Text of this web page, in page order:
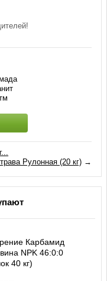
Рулонная (20 кг)→
Карбамид
NPK 46:0:0
40 кг)